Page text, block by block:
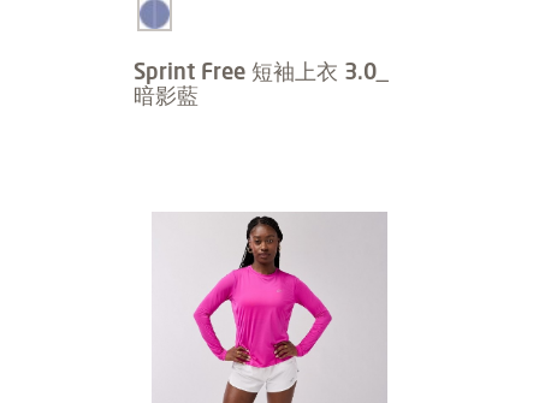
Sprint Free 短袖上衣 3.0_
暗影藍